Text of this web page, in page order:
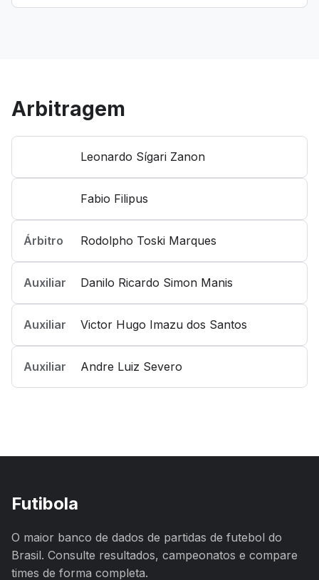
Arbitragem
Leonardo Sígari Zanon
Fabio Filipus
Árbitro Rodolpho Toski Marques
Auxiliar Danilo Ricardo Simon Manis
Auxiliar Victor Hugo Imazu dos Santos
Auxiliar Andre Luiz Severo
Futibola
O maior banco de dados de partidas de futebol do
Brasil. Consulte resultados, campeonatos e compare
times de forma completa.